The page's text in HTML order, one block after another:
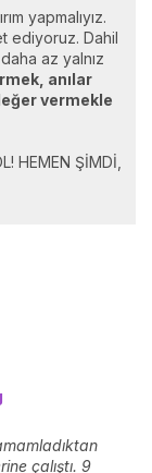
yapmalıyız.
ediyoruz. Dahil
az yalnız
anılar
vermekle
HEMEN ŞİMDİ,
çalıştı. 9